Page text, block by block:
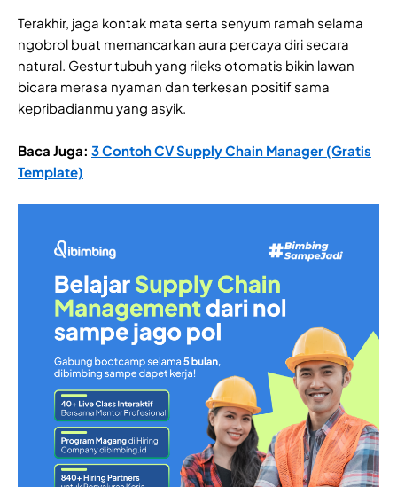
Terakhir, jaga kontak mata serta senyum ramah selama
ngobrol buat memancarkan aura percaya diri secara
natural. Gestur tubuh yang rileks otomatis bikin lawan
bicara merasa nyaman dan terkesan positif sama
kepribadianmu yang asyik.
Baca Juga: 3 Contoh CV Supply Chain Manager (Gratis
Template)